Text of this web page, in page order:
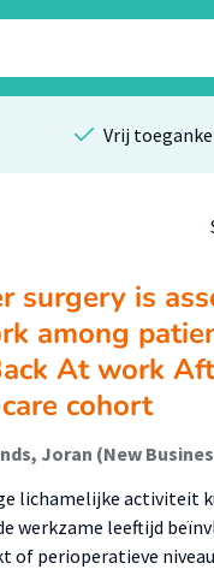
Vrij
surgery is
among
At work
cohort
lichamelijke activiteit
werkzame leeftijd
of perioperatieve